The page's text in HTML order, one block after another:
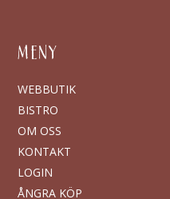
MENY
WEBBUTIK
BISTRO
OM OSS
KONTAKT
LOGIN
ÅNGRA KÖP